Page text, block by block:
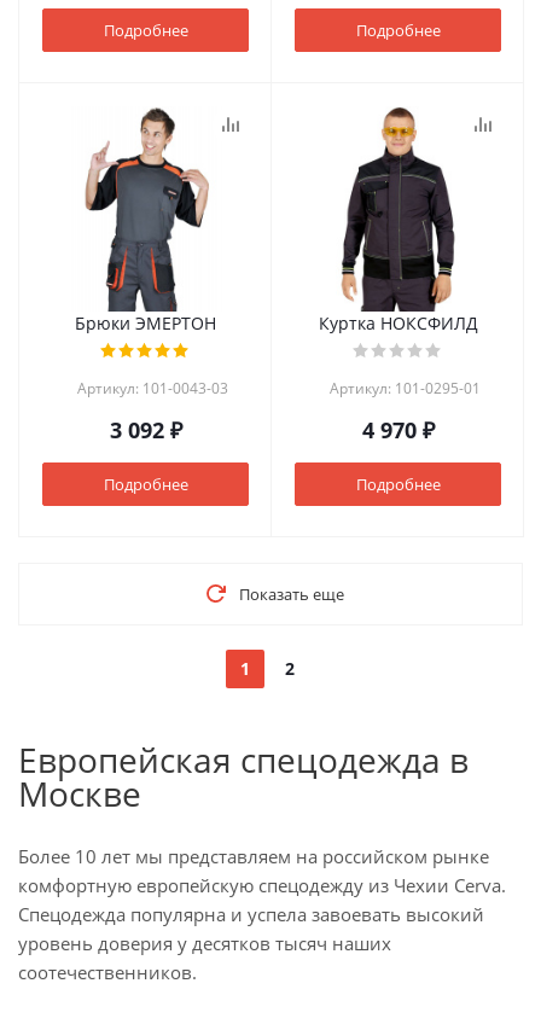
Подробнее Подробнее
Брюки ЭМЕРТОН
Артикул: 101-0043-03
3 092 ₽
Подробнее
Куртка НОКСФИЛД
Артикул: 101-0295-01
4 970 ₽
Подробнее
Показать еще
1 2
Европейская спецодежда в
Москве
Более 10 лет мы представляем на российском рынке
комфортную европейскую спецодежду из Чехии Cerva.
Спецодежда популярна и успела завоевать высокий
уровень доверия у десятков тысяч наших
соотечественников.